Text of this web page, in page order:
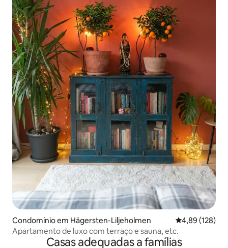
Condomínio em Hägersten-Liljeholmen Classificação
4,89 (128)
Apartamento de luxo com terraço e sauna, etc.
Casas adequadas a famílias